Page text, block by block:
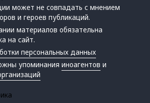
может не совпадать с мнением
и героев публикаций.
материалов обязательна
на сайт.
персональных данных
упоминанияиноагентов и